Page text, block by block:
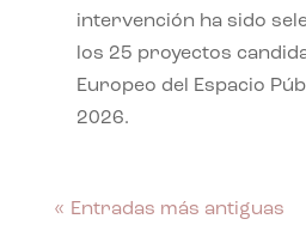
intervención ha sido
los 25 proyectos
Europeo del Espacio
2026.
« Entradas más antiguas